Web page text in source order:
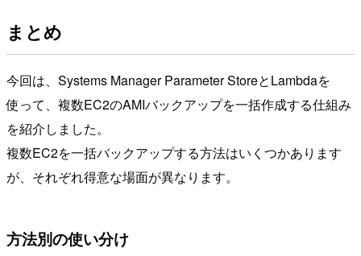
まとめ
今回は、Systems Manager Parameter StoreとLambdaを
使って、複数EC2のAMIバックアップを一括作成する仕組み
を紹介しました。
複数EC2を一括バックアップする方法はいくつかあります
が、それぞれ得意な場面が異なります。
方法別の使い分け